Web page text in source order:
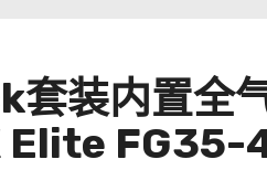
装内置全
FG35-